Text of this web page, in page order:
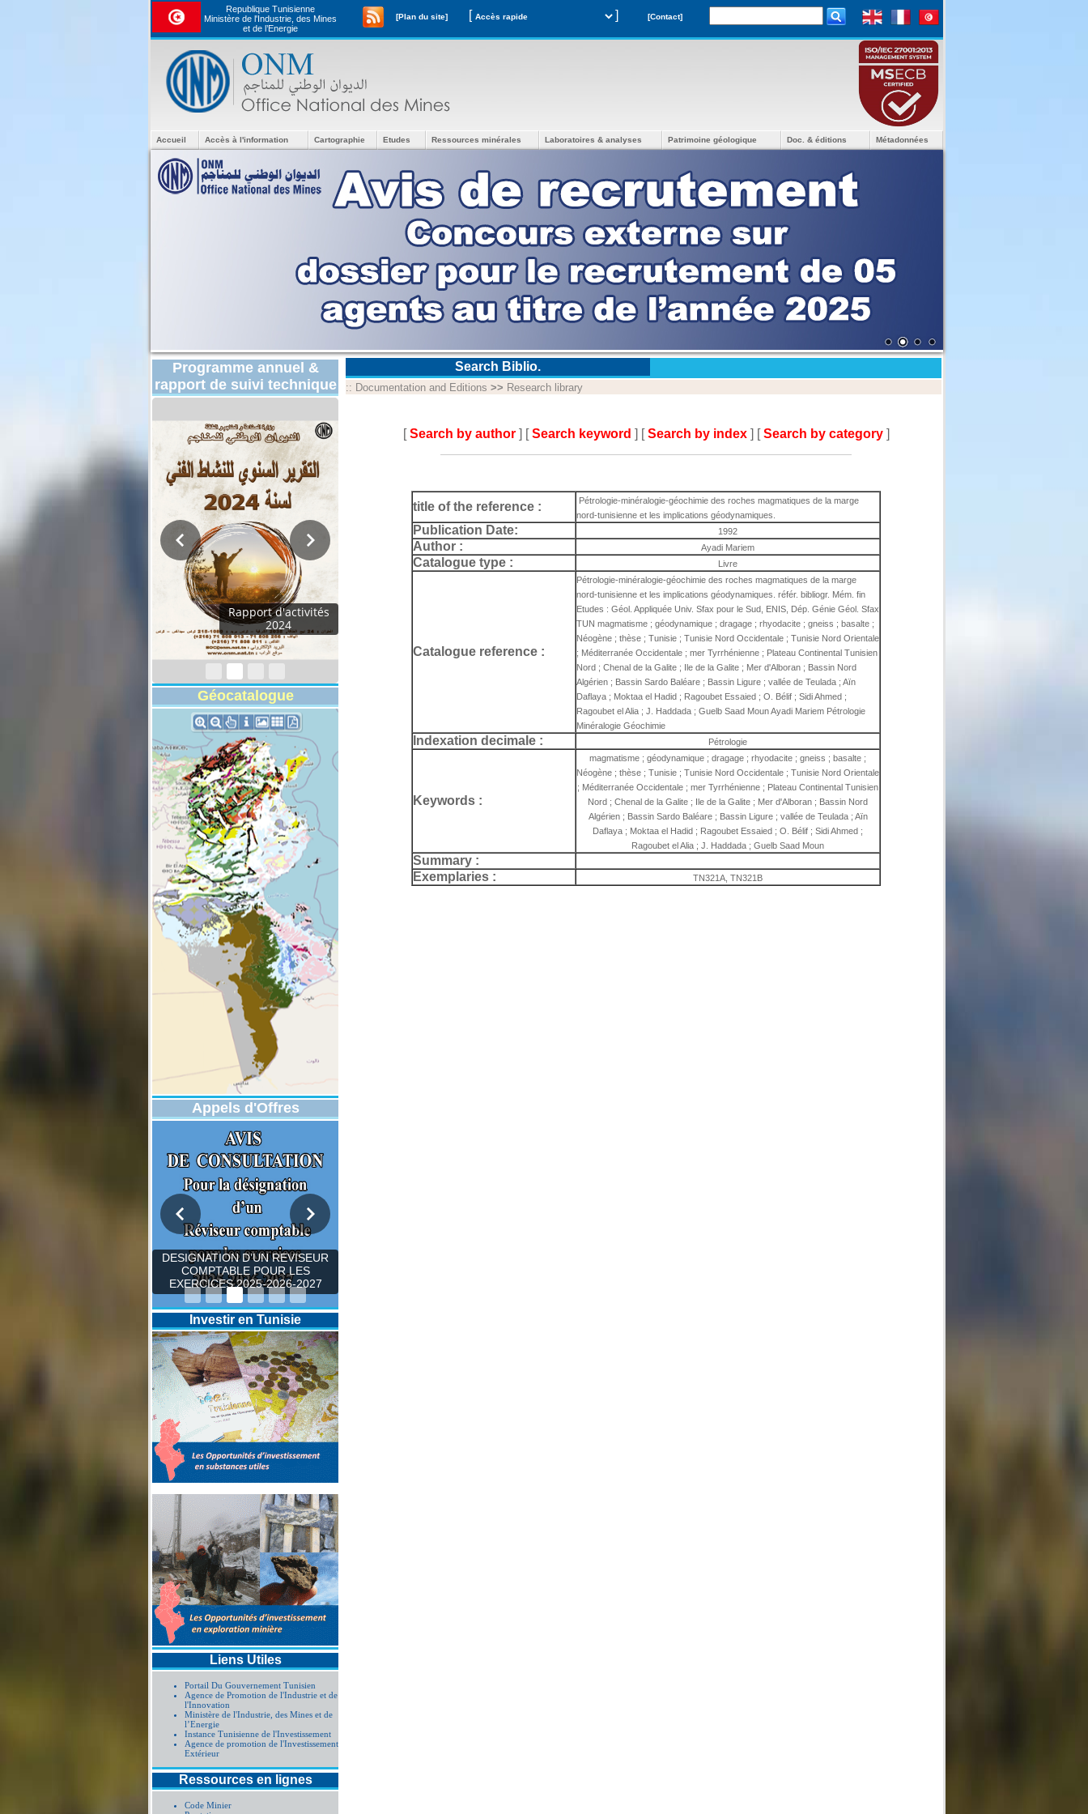
Republique Tunisienne
Ministère de l'Industrie, des Mines
et de l’Energie
[Plan du site] [ ] [Contact]
Accueil Accès à l'information Cartographie Etudes Ressources minérales Laboratoires & analyses Patrimoine géologique Doc. & éditions Métadonnées
Programme annuel &
rapport de suivi technique
Rapport d'activités
2024
Géocatalogue
Appels d'Offres
DESIGNATION D’UN REVISEUR
COMPTABLE POUR LES
EXERCICES 2025-2026-2027
Investir en Tunisie
Liens Utiles
Portail Du Gouvernement Tunisien
Agence de Promotion de l'Industrie et de
l'Innovation
Ministère de l'Industrie, des Mines et de
l’Energie
Instance Tunisienne de l'Investissement
Agence de promotion de l'Investissement
Extérieur
Ressources en lignes
Code Minier
Search Biblio.
:: Documentation and Editions >> Research library
[Search by author ] [Search keyword ] [Search by index ] [Search by category ]
title of the reference :
Pétrologie-minéralogie-géochimie des roches magmatiques de la marge
nord-tunisienne et les implications géodynamiques.
Publication Date: 1992
Author : Ayadi Mariem
Catalogue type : Livre
Catalogue reference :
Pétrologie-minéralogie-géochimie des roches magmatiques de la marge
nord-tunisienne et les implications géodynamiques. référ. bibliogr. Mém. fin
Etudes : Géol. Appliquée Univ. Sfax pour le Sud, ENIS, Dép. Génie Géol. Sfax
TUN magmatisme ; géodynamique ; dragage ; rhyodacite ; gneiss ; basalte ;
Néogène ; thèse ; Tunisie ; Tunisie Nord Occidentale ; Tunisie Nord Orientale
; Méditerranée Occidentale ; mer Tyrrhénienne ; Plateau Continental Tunisien
Nord ; Chenal de la Galite ; Ile de la Galite ; Mer d'Alboran ; Bassin Nord
Algérien ; Bassin Sardo Baléare ; Bassin Ligure ; vallée de Teulada ; Aïn
Daflaya ; Moktaa el Hadid ; Ragoubet Essaied ; O. Bélif ; Sidi Ahmed ;
Ragoubet el Alia ; J. Haddada ; Guelb Saad Moun Ayadi Mariem Pétrologie
Minéralogie Géochimie
Indexation decimale : Pétrologie
Keywords :
magmatisme ; géodynamique ; dragage ; rhyodacite ; gneiss ; basalte ;
Néogène ; thèse ; Tunisie ; Tunisie Nord Occidentale ; Tunisie Nord Orientale
; Méditerranée Occidentale ; mer Tyrrhénienne ; Plateau Continental Tunisien
Nord ; Chenal de la Galite ; Ile de la Galite ; Mer d'Alboran ; Bassin Nord
Algérien ; Bassin Sardo Baléare ; Bassin Ligure ; vallée de Teulada ; Aïn
Daflaya ; Moktaa el Hadid ; Ragoubet Essaied ; O. Bélif ; Sidi Ahmed ;
Ragoubet el Alia ; J. Haddada ; Guelb Saad Moun
Summary :
Exemplaries :
TN321A, TN321B